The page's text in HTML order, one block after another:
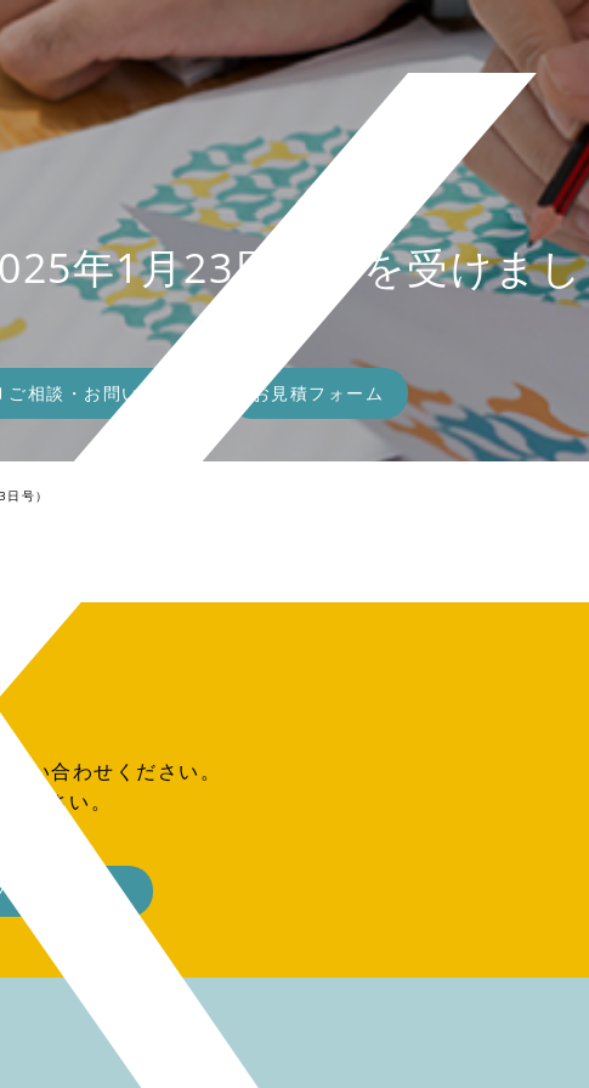
ご相談・お問い合わせ お見積フォーム
年1月23日号）を受けまし
号）を受けました。
い合わせください。
ださい。
ーム